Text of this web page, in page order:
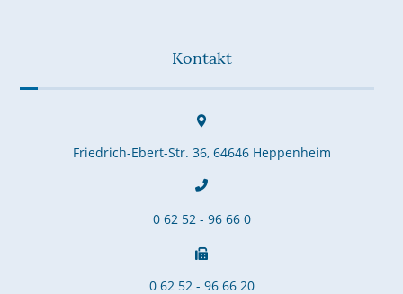
Kontakt
Friedrich-Ebert-Str. 36, 64646 Heppenheim
0 62 52 - 96 66 0
0 62 52 - 96 66 20